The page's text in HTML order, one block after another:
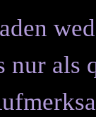
nur als